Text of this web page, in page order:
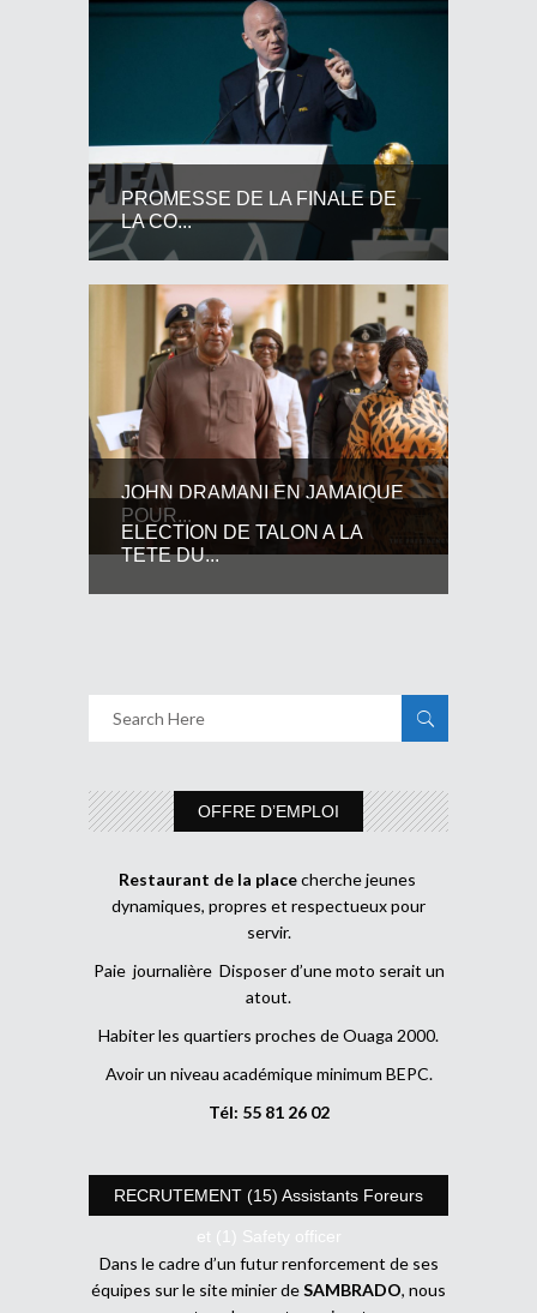
PROMESSE DE LA FINALE DE
LA CO...
JOHN DRAMANI EN JAMAIQUE
POUR...
ELECTION DE TALON A LA
TETE DU...
OFFRE D’EMPLOI
Restaurant de la placecherche jeunes
dynamiques, propres et respectueux pour
servir.
Paie journalière Disposer d’une moto serait un
atout.
Habiter les quartiers proches de Ouaga 2000.
Avoir un niveau académique minimum BEPC.
Tél: 55 81 26 02
RECRUTEMENT (15) Assistants Foreurs
et (1) Safety officer
Dans le cadre d’un futur renforcement de ses
équipes sur le site minier deSAMBRADO, nous